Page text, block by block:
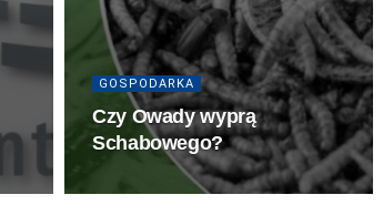
GOSPODARKA
Czy Owady wyprą
Schabowego?